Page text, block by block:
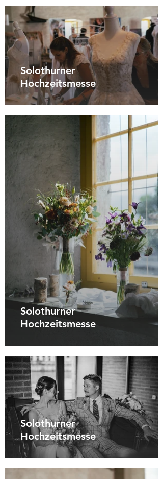
Solothurner
Hochzeitsmesse
Solothurner
Hochzeitsmesse
Solothurner
Hochzeitsmesse